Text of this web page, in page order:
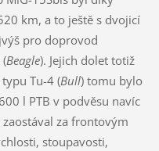
km, a to ještě s dvojicí
pro doprovod
Beagle). Jejich dolet totiž
Tu-4 (Bull) tomu bylo
l PTB v podvěsu navíc
za frontovým
stoupavosti,